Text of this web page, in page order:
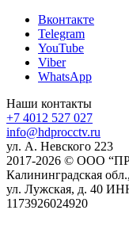
Вконтакте
Telegram
YouTube
Viber
WhatsApp
Наши контакты
+7 4012 527 027
info@hdprocctv.ru
ул. А. Невского 223
2017-2026 © ООО
Калининградская
ул. Лужская, д. 40
1173926024920